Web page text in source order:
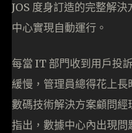
JOS 度身訂造的完整解
中心實現自動運行。
每當 IT 部門收到用戶投
緩慢，管理員總得花上長
數碼技術解決方案顧問經
指出，數據中心內出現